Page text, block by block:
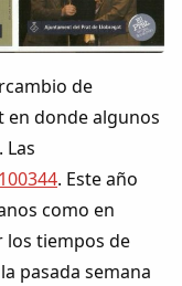
de
en donde algunos
Las
. Este año
como en
los tiempos de
pasada semana